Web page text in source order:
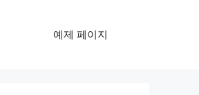
예제 페이지